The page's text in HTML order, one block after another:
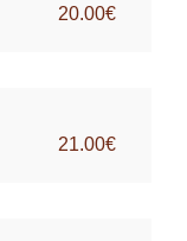
20.00€
21.00€